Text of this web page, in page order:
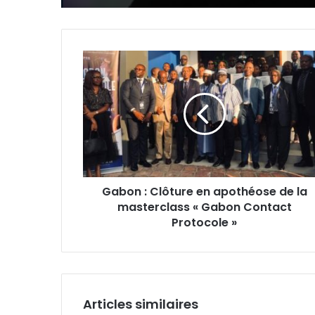
Gabon
:
Clôture
en
apothéose
de
la
masterclass
«
GabonGabon : Clôture en apothéose de la
masterclass « Gabon Contact
Protocole »
Articles similaires